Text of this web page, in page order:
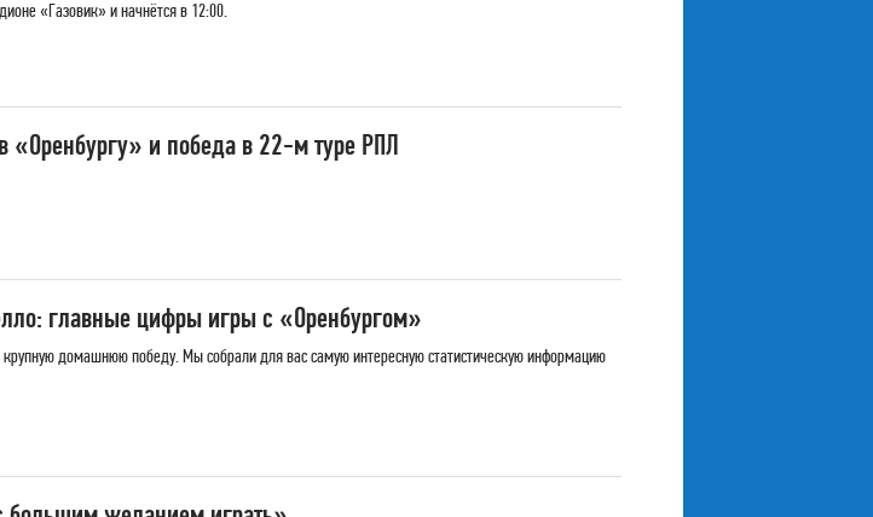
«Газовик» и начнётся в 12:00.
«Оренбургу» и победа в 22-м туре РПЛ
главные цифры игры с «Оренбургом»
домашнюю победу. Мы собрали для вас самую интересную статистическую информацию